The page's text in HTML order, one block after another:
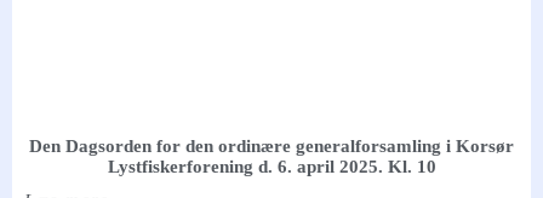
Den Dagsorden for den ordinære generalforsamling i Korsør
Lystfiskerforening d. 6. april 2025. Kl. 10